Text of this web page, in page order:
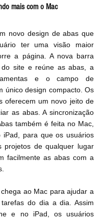
mais com o Mac
novo design de abas que
ter uma visão maior
a página. A nova barra
site e reúne as abas, a
e o campo de
único design compacto. Os
oferecem um novo jeito de
as abas. A sincronização
também é feita no Mac,
iPad, para que os usuários
projetos de qualquer lugar
facilmente as abas com a
chega ao Mac para ajudar a
do dia a dia. Assim
e no iPad, os usuários